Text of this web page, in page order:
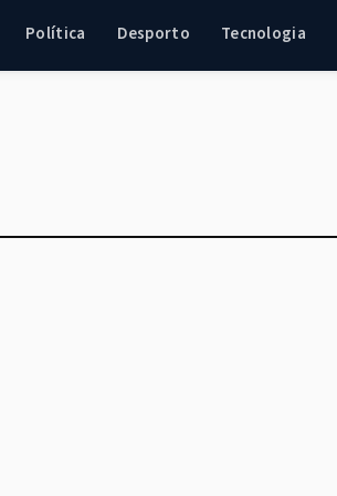
Política Desporto Tecnologia